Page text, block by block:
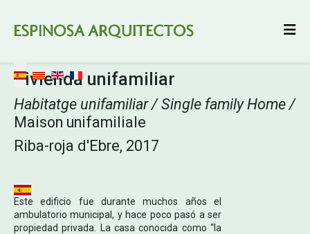
Seleccione su idioma
Vivienda unifamiliar
Habitatge unifamiliar / Single family Home /
Maison unifamiliale
Riba-roja d'Ebre, 2017
Este edificio fue durante muchos años el
ambulatorio municipal, y hace poco pasó a ser
propiedad privada. La casa conocida como “la